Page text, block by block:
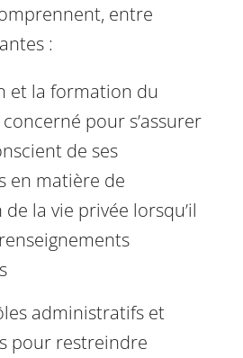
entre
:
et la formation du
pour s’assurer
de ses
en matière de
la vie privée lorsqu’il
administratifs et
pour restreindre